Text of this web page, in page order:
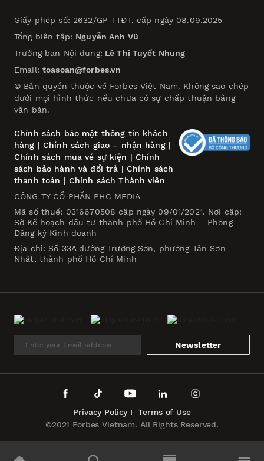
Giấy phép số: 2632/GP-TTĐT, cấp ngày 08.09.2025
Tổng biên tập: Nguyễn Anh Vũ
Trưởng ban Nội dung: Lê Thị Tuyết Nhung
Email: toasoan@forbes.vn
© Bản quyền thuộc về Forbes Việt Nam. Không sao chép
dưới mọi hình thức nếu chưa có sự chấp thuận bằng
văn bản.
Chính sách bảo mật thông tin khách
hàng | Chính sách giao – nhận hàng|
Chính sách mua vé sự kiện | Chính
sách bảo hành và đổi trả | Chính sách
thanh toán | Chính sách Thành viên
CÔNG TY CỔ PHẦN PHC MEDIA
Mã số thuế: 0316670508 cấp ngày 09/01/2021. Nơi cấp:
Sở Kế hoạch đầu tư thành phố Hồ Chí Minh – Phòng
Đăng ký Kinh doanh
Địa chỉ: Số 33A đường Trường Sơn, phường Tân Sơn
Nhất, thành phố Hồ Chí Minh
Newsletter
©2021 Forbes Vietnam. All Rights Reserved.
Privacy Policy Terms of Use